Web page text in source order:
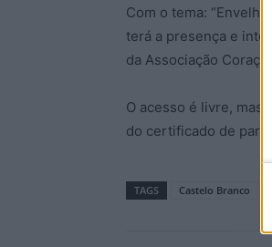
Com o tema:
terá a presença e
da Associação
O acesso é livre, mas
do certificado de
TAGS Castelo Branco